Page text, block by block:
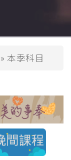
本季科目